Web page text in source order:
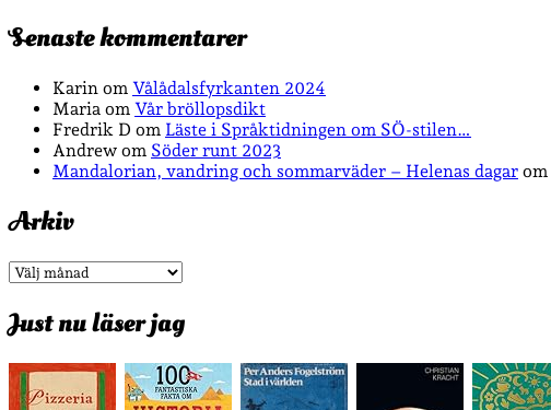
Senaste kommentarer
Karin om Vålådalsfyrkanten 2024
Maria om Vår bröllopsdikt
Fredrik D om Läste i Språktidningen om SÖ-stilen…
Andrew om Söder runt 2023
Mandalorian, vandring och sommarväder – Helenas dagar om
Arkiv
Arkiv
Just nu läser jag